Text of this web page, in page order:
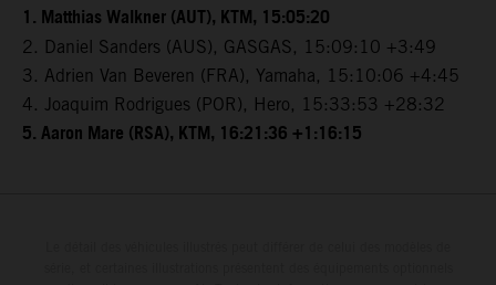
1. Matthias Walkner (AUT), KTM, 15:05:20
2. Daniel Sanders (AUS), GASGAS, 15:09:10 +3:49
3. Adrien Van Beveren (FRA), Yamaha, 15:10:06 +4:45
4. Joaquim Rodrigues (POR), Hero, 15:33:53 +28:32
5. Aaron Mare (RSA), KTM, 16:21:36 +1:16:15